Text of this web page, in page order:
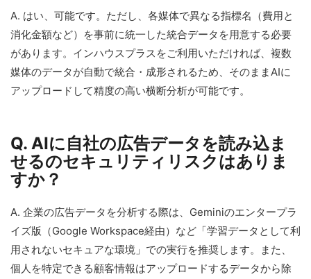
A. はい、可能です。ただし、各媒体で異なる指標名（費用と
消化金額など）を事前に統一した統合データを用意する必要
があります。インハウスプラスをご利用いただければ、複数
媒体のデータが自動で統合・成形されるため、そのままAIに
アップロードして精度の高い横断分析が可能です。
Q. AIに自社の広告データを読み込ま
せるのセキュリティリスクはありま
すか？
A. 企業の広告データを分析する際は、Geminiのエンタープラ
イズ版（Google Workspace経由）など「学習データとして利
用されないセキュアな環境」での実行を推奨します。また、
個人を特定できる顧客情報はアップロードするデータから除